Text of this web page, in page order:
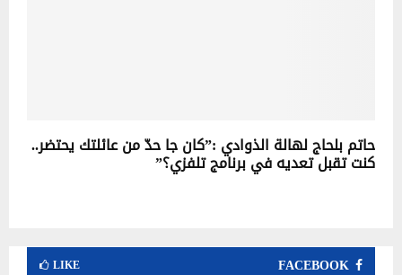
حاتم بلحاج لهالة الذوادي :”كان جا حدّ من عائلتك يحتضر..
كنت تقبل تعديه في برنامج تلفزي؟”
FACEBOOK
LIKE